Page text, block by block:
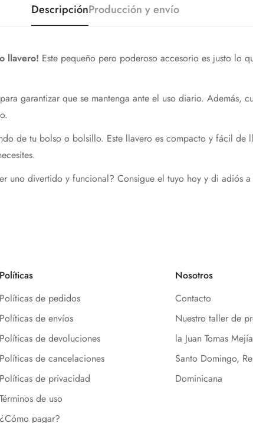
DescripciónProducción y envío
llavero! Este pequeño pero poderoso accesorio es justo lo
garantizar que se mantenga ante el uso diario. Además,
de tu bolso o bolsillo. Este llavero es compacto y fácil de
uno divertido y funcional? Consigue el tuyo hoy y di adiós
Políticas
Políticas de pedidos
Políticas de envíos
Políticas de devoluciones
Políticas de cancelaciones
Políticas de privacidad
Términos de uso
¿Cómo pagar?
Nosotros
Contacto
Nuestro taller de
la Juan Tomas
Santo Domingo,
Dominicana